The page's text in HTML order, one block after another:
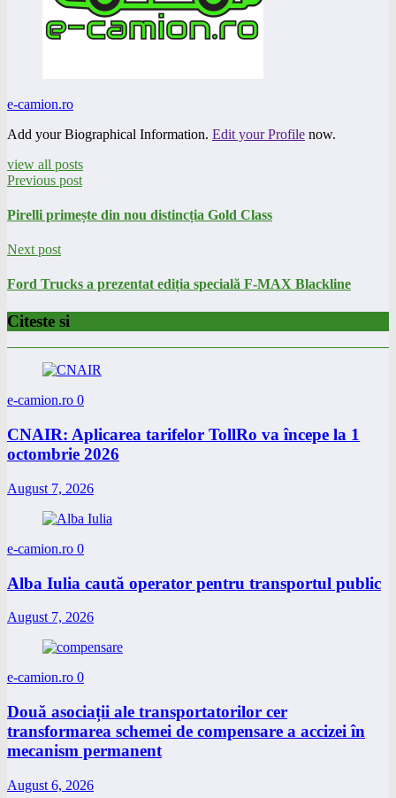
e-camion.ro
Add your Biographical Information. Edit your Profile now.
view all posts
Previous post
Pirelli primește din nou distincția Gold Class
Next post
Ford Trucks a prezentat ediția specială F-MAX Blackline
Citeste si
e-camion.ro 0
CNAIR: Aplicarea tarifelor TollRo va începe la 1
octombrie 2026
August 7, 2026
e-camion.ro 0
Alba Iulia caută operator pentru transportul public
August 7, 2026
e-camion.ro 0
Două asociații ale transportatorilor cer
transformarea schemei de compensare a accizei în
mecanism permanent
August 6, 2026